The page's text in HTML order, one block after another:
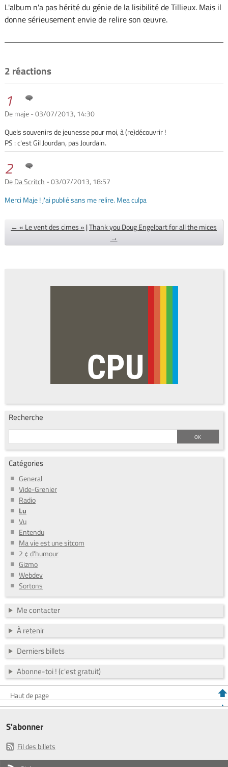
L'album n'a pas hérité du génie de la lisibilité de Tillieux. Mais il
donne sérieusement envie de relire son œuvre.
2 réactions
1
De maje - 03/07/2013, 14:30
Quels souvenirs de jeunesse pour moi, à (re)découvrir !
PS : c'est Gil Jourdan, pas Jourdain.
2
DeDa Scritch - 03/07/2013, 18:57
Merci Maje ! j'ai publié sans me relire. Mea culpa
← « Le vent des cimes » |Thank you Doug Engelbart for all the mices
→
Recherche
Catégories
General
Vide-Grenier
Radio
Lu
Vu
Entendu
Ma vie est une sitcom
2 ¢ d'humour
Gizmo
Webdev
Sortons
Me contacter
À retenir
Derniers billets
Abonne-toi ! (c'est gratuit)
Haut de page
S'abonner
Fil des billets